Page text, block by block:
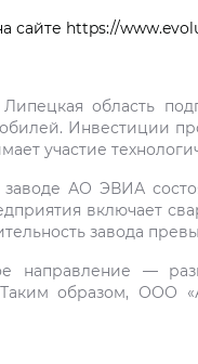
сайте https://
область
Инвестиции
участие
АО ЭВИА
включает
завода
—
Таким образом,